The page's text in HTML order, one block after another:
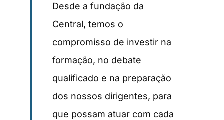
Desde a fundação da
Central, temos o
compromisso de investir na
formação, no debate
qualificado e na preparação
dos nossos dirigentes, para
que possam atuar com cada